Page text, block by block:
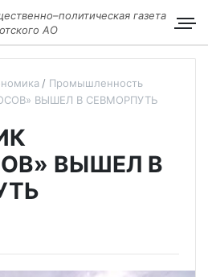
газета
АО
Промышленность
ВЫШЕЛ В СЕВМОРПУТЬ
ВЫШЕЛ В